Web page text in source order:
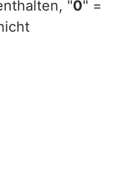
"0" =